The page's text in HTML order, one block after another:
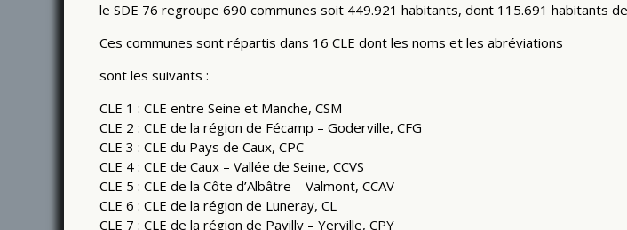
le SDE 76 regroupe 690 communes soit 449.921 habitants, dont 115.691 habitants
Ces communes sont répartis dans 16 CLE dont les noms et les abréviations
sont les suivants :
CLE 1 : CLE entre Seine et Manche, CSM
CLE 2 : CLE de la région de Fécamp – Goderville, CFG
CLE 3 : CLE du Pays de Caux, CPC
CLE 4 : CLE de Caux – Vallée de Seine, CCVS
CLE 5 : CLE de la Côte d’Albâtre – Valmont, CCAV
CLE 6 : CLE de la région de Luneray, CL
CLE 7 : CLE de la région de Pavilly – Yerville, CPY